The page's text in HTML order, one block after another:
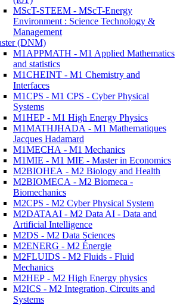
MScT-STEEM - MScT-Energy
Environment : Science Technology &
Management
(DNM)
M1APPMATH - M1 Applied Mathematics
and statistics
M1CHEINT - M1 Chemistry and
Interfaces
M1CPS - M1 CPS - Cyber Physical
Systems
M1HEP - M1 High Energy Physics
M1MATHJHADA - M1 Mathematiques
Jacques Hadamard
M1MECHA - M1 Mechanics
M1MIE - M1 MIE - Master in Economics
M2BIOHEA - M2 Biology and Health
M2BIOMECA - M2 Biomeca -
Biomechanics
M2CPS - M2 Cyber Physical System
M2DATAAI - M2 Data AI - Data and
Artificial Intelligence
M2DS - M2 Data Sciences
M2ENERG - M2 Énergie
M2FLUIDS - M2 Fluids - Fluid
Mechanics
M2HEP - M2 High Energy physics
M2ICS - M2 Integration, Circuits and
Systems